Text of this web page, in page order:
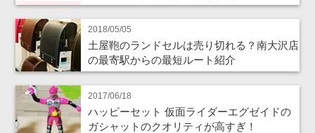
2018/05/05
土屋鞄のランドセルは売り切れる？南大沢店
の最寄駅からの最短ルート紹介
2017/06/18
ハッピーセット 仮面ライダーエグゼイドの
ガシャットのクオリティが高すぎ！